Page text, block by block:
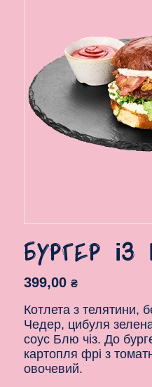
Бургер із
399,00 ₴
Котлета з телятини,
Чедер, цибуля
соус Блю чіз. До
картопля фрі з
овочевий.